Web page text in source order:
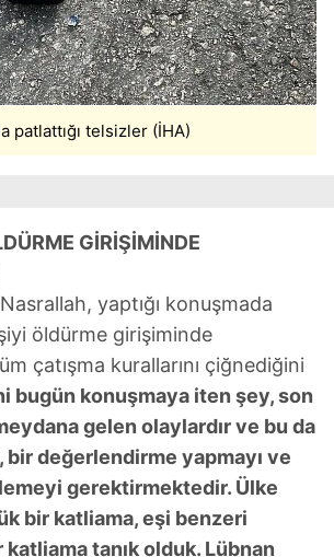
patlattığı telsizler (İHA)
GİRİŞİMİNDE
yaptığı konuşmada
öldürme girişiminde
çatışma kurallarını çiğnediğini
bugün konuşmaya iten şey, son
gelen olaylardır ve bu da
değerlendirme yapmayı ve
gerektirmektedir. Ülke
bir katliama, eşi benzeri
tanık olduk. Lübnan